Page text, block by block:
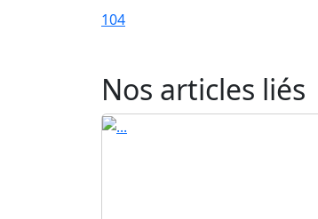
104
Nos articles liés